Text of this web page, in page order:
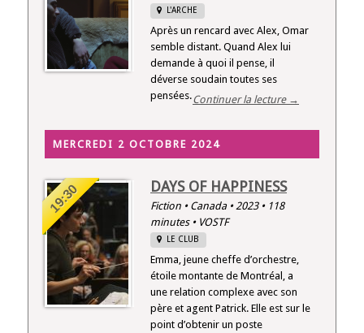
L'ARCHE
Après un rencard avec Alex, Omar
semble distant. Quand Alex lui
demande à quoi il pense, il
déverse soudain toutes ses
pensées.Continuer la lecture →
MERCREDI 2 OCTOBRE 2024
19:30 DAYS OF HAPPINESS
Fiction • Canada • 2023 • 118
minutes • VOSTF
LE CLUB
Emma, jeune cheffe d’orchestre,
étoile montante de Montréal, a
une relation complexe avec son
père et agent Patrick. Elle est sur le
point d’obtenir un poste